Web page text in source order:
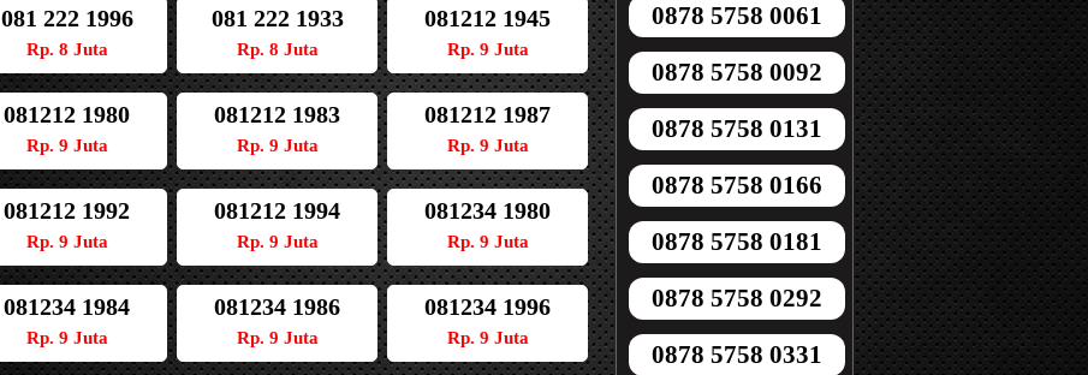
081 222 1996
Rp. 8 Juta
081 222 1933
Rp. 8 Juta
081212 1945
Rp. 9 Juta
081212 1980
Rp. 9 Juta
081212 1983
Rp. 9 Juta
081212 1987
Rp. 9 Juta
081212 1992
Rp. 9 Juta
081212 1994
Rp. 9 Juta
081234 1980
Rp. 9 Juta
081234 1984
Rp. 9 Juta
081234 1986
Rp. 9 Juta
081234 1996
Rp. 9 Juta
0878 5758 0061
0878 5758 0092
0878 5758 0131
0878 5758 0166
0878 5758 0181
0878 5758 0292
0878 5758 0331